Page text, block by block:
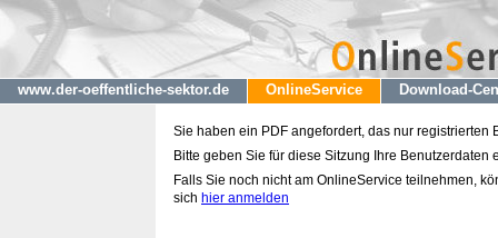
www.der-oeffentliche-sektor.de OnlineService Download-
Sie haben ein PDF angefordert, das nur registrierten
Bitte geben Sie für diese Sitzung Ihre Benutzerdaten
Falls Sie noch nicht am OnlineService teilnehmen,
sich hier anmelden